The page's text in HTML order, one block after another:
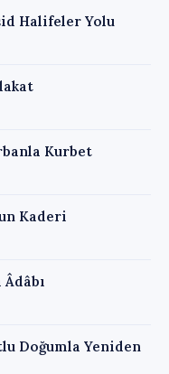
Halifeler Yolu
Kurbet
Kaderi
Doğumla Yeniden